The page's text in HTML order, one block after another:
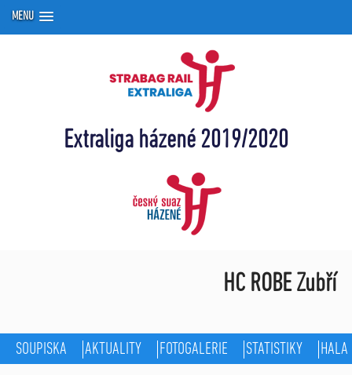
MENU
Extraliga házené 2019/2020
HC ROBE Zubří
SOUPISKA AKTUALITY FOTOGALERIE STATISTIKY HALA